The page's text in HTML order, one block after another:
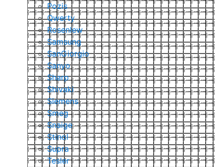
Pozis
Qwerty
Rosenlew
Samsung
SanGiorgio
Sanyo
Sharp
Shivaki
Siemens
Smeg
Snaige
Stinol
Supra
Tesler